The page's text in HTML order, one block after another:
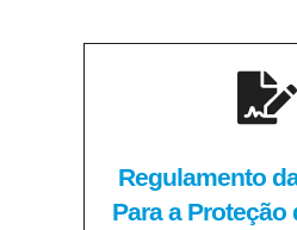
Regulamento
Para a Proteção